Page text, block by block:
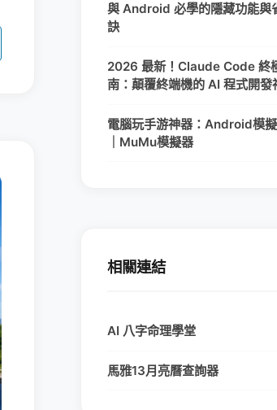
與 Android 必學的隱藏功能與
訣
2026 最新！Claude Code 終
南：顛覆終端機的 AI 程式開發
電腦玩手游神器：Android模
｜MuMu模擬器
相關連結
AI 八字命理學堂
馬雅13月亮曆查詢器